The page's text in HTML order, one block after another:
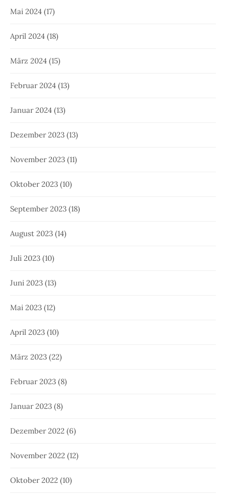
Mai 2024 (17)
April 2024 (18)
März 2024 (15)
Februar 2024 (13)
Januar 2024 (13)
Dezember 2023 (13)
November 2023 (11)
Oktober 2023 (10)
September 2023 (18)
August 2023 (14)
Juli 2023 (10)
Juni 2023 (13)
Mai 2023 (12)
April 2023 (10)
März 2023 (22)
Februar 2023 (8)
Januar 2023 (8)
Dezember 2022 (6)
November 2022 (12)
Oktober 2022 (10)